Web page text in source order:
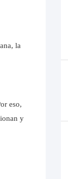
la
eso,
y